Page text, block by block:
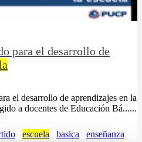
para el desarrollo de
el desarrollo de aprendizajes en la
a docentes de Educación Bá......
escuela basica enseñanza